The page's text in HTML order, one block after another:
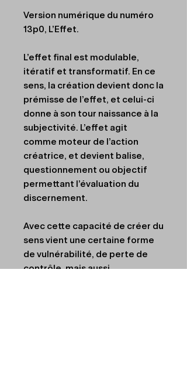
Version numérique du numéro
13p0, L'Effet.
L’effet final est modulable,
itératif et transformatif. En ce
sens, la création devient donc la
prémisse de l’effet, et celui-ci
donne à son tour naissance à la
subjectivité. L’effet agit
comme moteur de l’action
créatrice, et devient balise,
questionnement ou objectif
permettant l’évaluation du
discernement.
Avec cette capacité de créer du
sens vient une certaine forme
de vulnérabilité, de perte de
contrôle, mais aussi